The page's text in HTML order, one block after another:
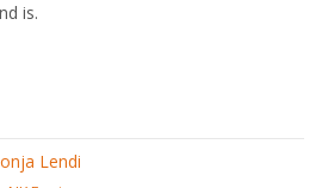
is.
Lendi